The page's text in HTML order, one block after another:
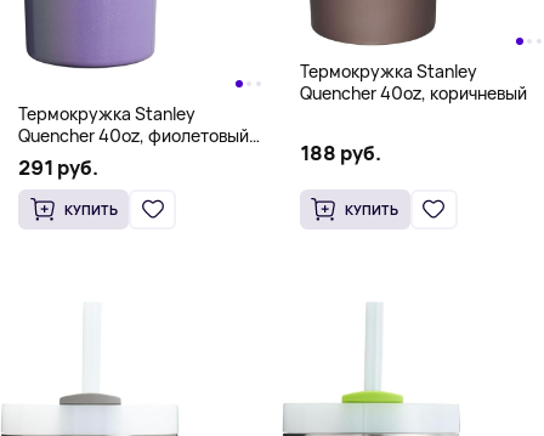
Термокружка Stanley
Quencher 40oz, фиолетовый
шиммер
291 руб.
КУПИТЬ
Термокружка Stanley
Quencher 40oz, коричневый
188 руб.
КУПИТЬ